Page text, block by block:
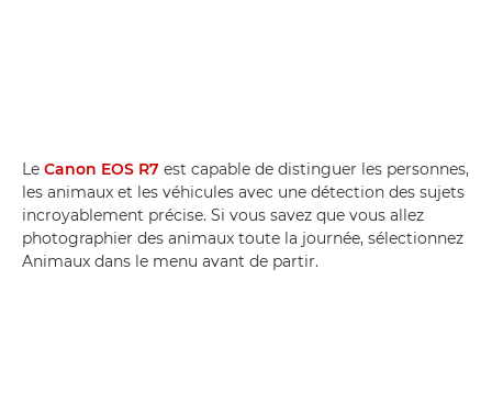
Le Canon EOS R7 est capable de distinguer les personnes,
les animaux et les véhicules avec une détection des sujets
incroyablement précise. Si vous savez que vous allez
photographier des animaux toute la journée, sélectionnez
Animaux dans le menu avant de partir.